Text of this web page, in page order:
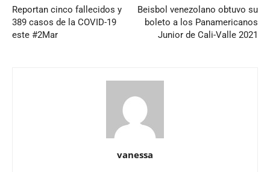
Reportan cinco fallecidos y
389 casos de la COVID-19
este #2Mar
Beisbol venezolano obtuvo su
boleto a los Panamericanos
Junior de Cali-Valle 2021
vanessa